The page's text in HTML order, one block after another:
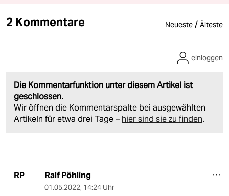
2 Kommentare Neueste / Älteste
Die Kommentarfunktion unter diesem Artikel ist
geschlossen.
Wir öffnen die Kommentarspalte bei ausgewählten
Artikeln für etwa drei Tage – hier sind sie zu finden.
einloggen
RP Ralf Pöhling
01.05.2022, 14:24 Uhr